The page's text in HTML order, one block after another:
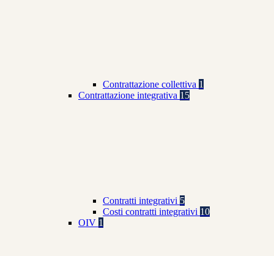
Contrattazione collettiva 1
Contrattazione integrativa 15
Contratti integrativi 5
Costi contratti integrativi 10
OIV 1